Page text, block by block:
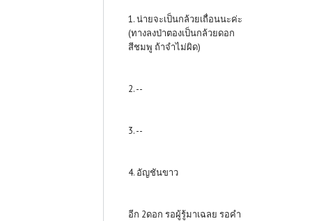
1. น่ายจะเป็นกล้วยเถื่อนนะค่ะ
(ทางลงป่าตองเป็นกล้วยดอก
สีชมพู ถ้าจำไม่ผิด)
2. --
3. --
4. อัญชันขาว
อีก 2ดอก รอผู้รู้มาเฉลย รอคำ